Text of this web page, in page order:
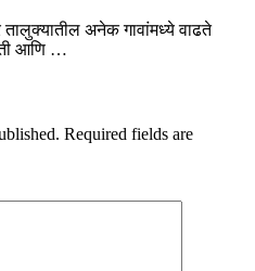
अनेक गावांमध्ये वाढते
आणि …
Required fields are